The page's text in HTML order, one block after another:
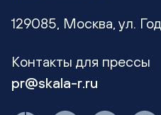
129085, Москва, ул.
Контакты для прессы
pr@skala-r.ru